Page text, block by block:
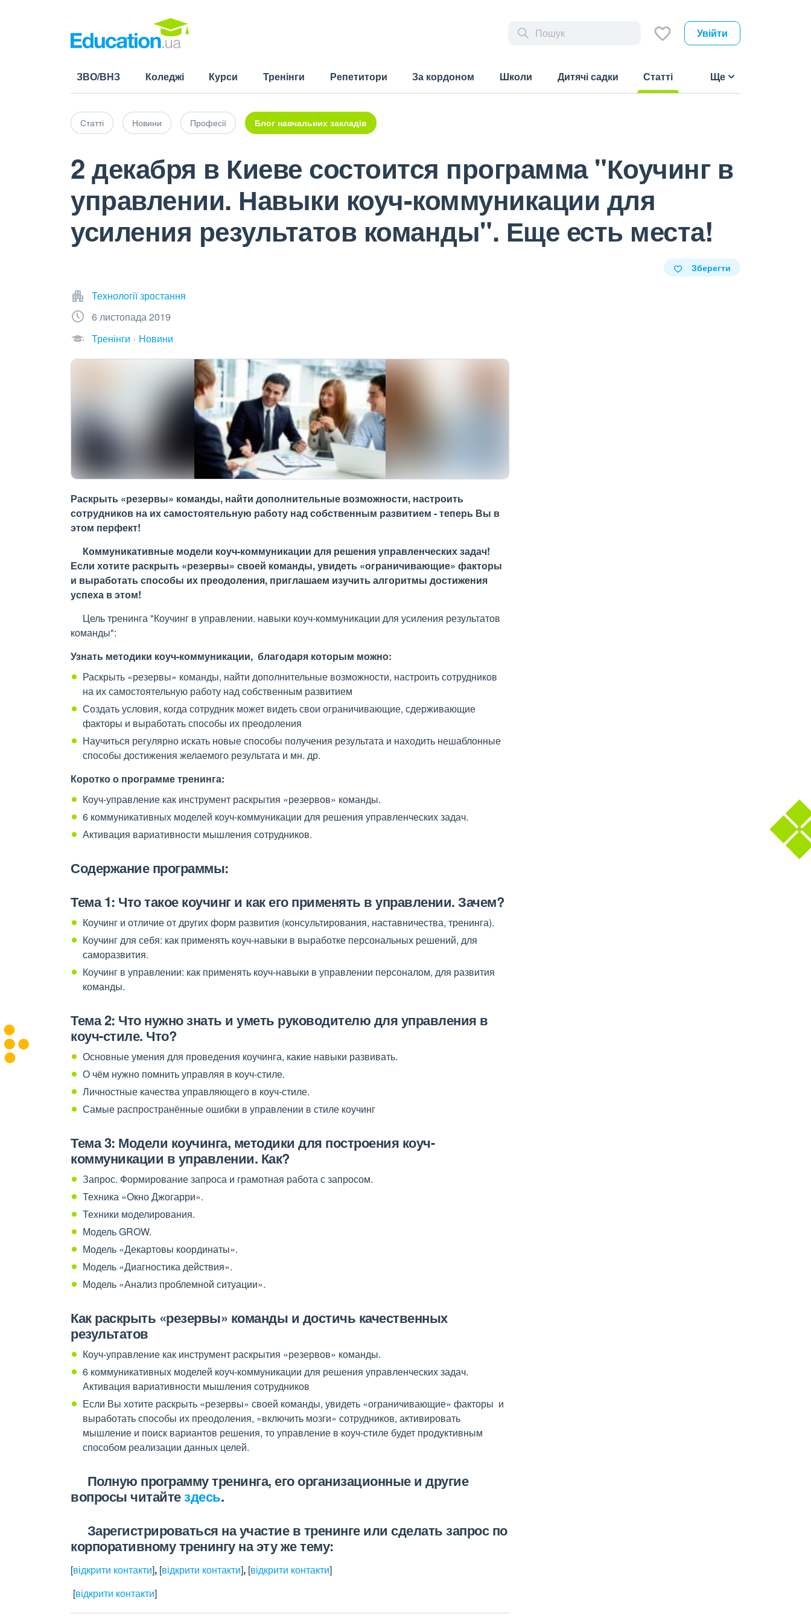
Увійти
ЗВО/ВНЗ Коледжі Курси Тренінги Репетитори За кордоном Школи Дитячі садки
Статті
Ще
Статті Новини Професії Блог навчальних закладів
2 декабря в Киеве состоится программа "Коучинг в
управлении. Навыки коуч-коммуникации для
усиления результатов команды". Еще есть места!
Зберегти
Технології зростання
6 листопада 2019
Тренінги
Новини
Раскрыть «резервы» команды, найти дополнительные возможности, настроить
сотрудников на их самостоятельную работу над собственным развитием - теперь Вы в
этом перфект!
Коммуникативные модели коуч-коммуникации для решения управленческих задач!
Если хотите раскрыть «резервы» своей команды, увидеть «ограничивающие» факторы
и выработать способы их преодоления, приглашаем изучить алгоритмы достижения
успеха в этом!
Цель тренинга "Коучинг в управлении. навыки коуч-коммуникации для усиления результатов
команды":
Узнать методики коуч-коммуникации, благодаря которым можно:
Раскрыть «резервы» команды, найти дополнительные возможности, настроить сотрудников
на их самостоятельную работу над собственным развитием
Создать условия, когда сотрудник может видеть свои ограничивающие, сдерживающие
факторы и выработать способы их преодоления
Научиться регулярно искать новые способы получения результата и находить нешаблонные
способы достижения желаемого результата и мн. др.
Коротко о программе тренинга:
Коуч-управление как инструмент раскрытия «резервов» команды.
6 коммуникативных моделей коуч-коммуникации для решения управленческих задач.
Активация вариативности мышления сотрудников.
Содержание программы:
Тема 1: Что такое коучинг и как его применять в управлении. Зачем?
Коучинг и отличие от других форм развития (консультирования, наставничества, тренинга).
Коучинг для себя: как применять коуч-навыки в выработке персональных решений, для
саморазвития.
Коучинг в управлении: как применять коуч-навыки в управлении персоналом, для развития
команды.
Тема 2: Что нужно знать и уметь руководителю для управления в
коуч-стиле. Что?
Основные умения для проведения коучинга, какие навыки развивать.
О чём нужно помнить управляя в коуч-стиле.
Личностные качества управляющего в коуч-стиле.
Самые распространённые ошибки в управлении в стиле коучинг
Тема 3: Модели коучинга, методики для построения коуч-
коммуникации в управлении. Как?
Запрос. Формирование запроса и грамотная работа с запросом.
Техника «Окно Джогарри».
Техники моделирования.
Модель GROW.
Модель «Декартовы координаты».
Модель «Диагностика действия».
Модель «Анализ проблемной ситуации».
Как раскрыть «резервы» команды и достичь качественных
результатов
Коуч-управление как инструмент раскрытия «резервов» команды.
6 коммуникативных моделей коуч-коммуникации для решения управленческих задач.
Активация вариативности мышления сотрудников
Если Вы хотите раскрыть «резервы» своей команды, увидеть «ограничивающие» факторы и
выработать способы их преодоления, «включить мозги» сотрудников, активировать
мышление и поиск вариантов решения, то управление в коуч-стиле будет продуктивным
способом реализации данных целей.
Полную программу тренинга, его организационные и другие
вопросы читайтездесь.
Зарегистрироваться на участие в тренинге или сделать запрос по
корпоративному тренингу на эту же тему:
[відкрити контакти], [відкрити контакти], [відкрити контакти]
[відкрити контакти]